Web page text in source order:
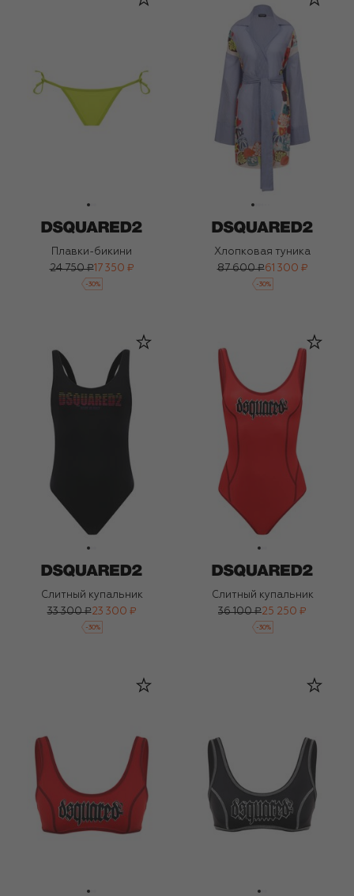
Плавки-бикини
24 750 ₽17 350 ₽
-30%
Хлопковая туника
87 600 ₽61 300 ₽
-30%
Слитный купальник
33 300 ₽23 300 ₽
-30%
Слитный купальник
36 100 ₽25 250 ₽
-30%